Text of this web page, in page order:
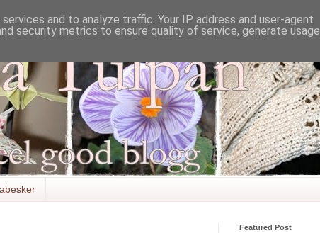
Featured Post
and to analyze traffic. Your IP address and user-agent
security metrics to ensure quality of service, generate usage